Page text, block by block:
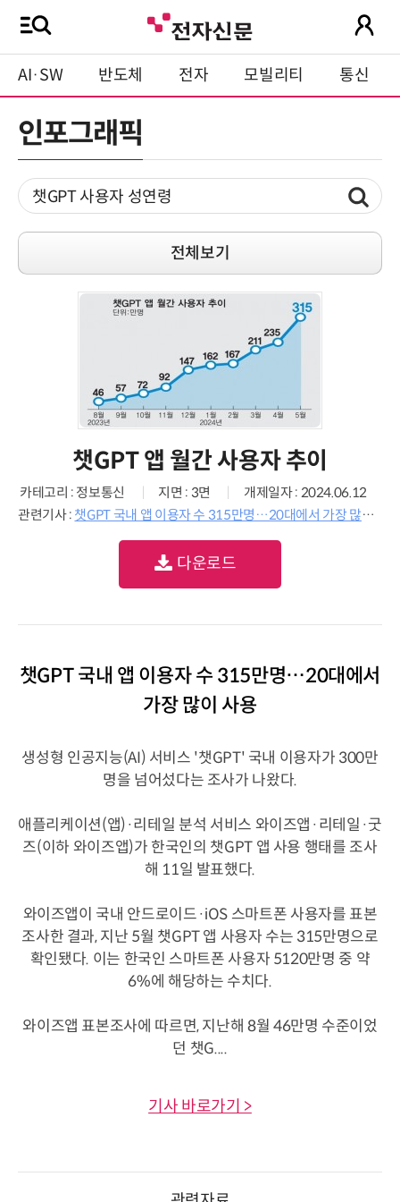
AI·SW 반도체 전자 모빌리티 통신
인포그래픽
전체보기
챗GPT 앱 월간 사용자 추이
카테고리 : 정보통신 지면 : 3면
개제일자 : 2024.06.12
관련기사 : 챗GPT 국내 앱 이용자 수 315만명…20대에서 가장 많이 사용
다운로드
챗GPT 국내 앱 이용자 수 315만명…20대에서
가장 많이 사용
생성형 인공지능(AI) 서비스 '챗GPT' 국내 이용자가 300만
명을 넘어섰다는 조사가 나왔다.
애플리케이션(앱)·리테일 분석 서비스 와이즈앱·리테일·굿
즈(이하 와이즈앱)가 한국인의 챗GPT 앱 사용 행태를 조사
해 11일 발표했다.
와이즈앱이 국내 안드로이드·iOS 스마트폰 사용자를 표본
조사한 결과, 지난 5월 챗GPT 앱 사용자 수는 315만명으로
확인됐다. 이는 한국인 스마트폰 사용자 5120만명 중 약
6%에 해당하는 수치다.
와이즈앱 표본조사에 따르면, 지난해 8월 46만명 수준이었
던 챗G....
기사 바로가기 >